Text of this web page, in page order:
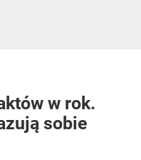
w rok.
sobie